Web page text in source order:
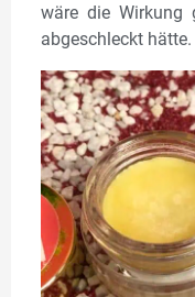
wäre die Wirkung
abgeschleckt hätte.